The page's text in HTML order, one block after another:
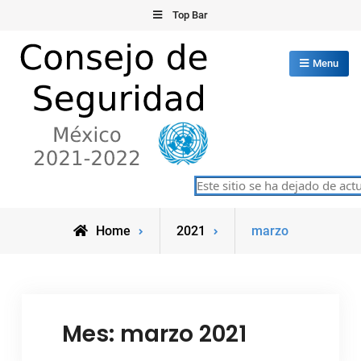
content
Top Bar
Consejo de Seguridad de las
Naciones Unidas
Menu
Este sitio se ha dejado de
Home 2021 marzo
Mes: marzo 2021